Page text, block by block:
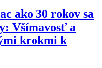
ako 30 rokov sa
Všímavosť a
krokmi k